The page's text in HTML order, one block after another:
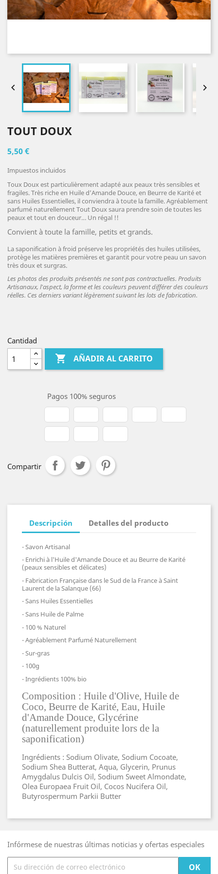
 
TOUT DOUX
5,50 €
Impuestos incluidos
Toux Doux est particulièrement adapté aux peaux très sensibles et
fragiles. Très riche en Huile d’Amande Douce, en Beurre de Karité et
sans Huiles Essentielles, il conviendra à toute la famille. Agréablement
parfumé naturellement Tout Doux saura prendre soin de toutes les
peaux et tout en douceur… Un régal !!
Convient à toute la famille, petits et grands.
La saponification à froid préserve les propriétés des huiles utilisées,
protège les matières premières et garantit pour votre peau un savon
très doux et surgras.
Les photos des produits présentés ne sont pas contractuelles. Produits
Artisanaux, l'aspect, la forme et les couleurs peuvent différer des couleurs
réelles. Ces derniers variant légèrement suivant les lots de fabrication.
Cantidad
 AÑADIR AL CARRITO
Pagos 100% seguros
Compartir
Descripción Detalles del producto
- Savon Artisanal
- Enrichi à l'Huile d'Amande Douce et au Beurre de Karité
(peaux sensibles et délicates)
- Fabrication Française dans le Sud de la France à Saint
Laurent de la Salanque (66)
- Sans Huiles Essentielles
- Sans Huile de Palme
- 100 % Naturel
- Agréablement Parfumé Naturellement
- Sur-gras
- 100g
- Ingrédients 100% bio
Composition : Huile d'Olive, Huile de
Coco, Beurre de Karité, Eau, Huile
d'Amande Douce, Glycérine
(naturellement produite lors de la
saponification)
Ingrédients : Sodium Olivate, Sodium Cocoate,
Sodium Shea Butterat, Aqua, Glycerin, Prunus
Amygdalus Dulcis Oil, Sodium Sweet Almondate,
Olea Europaea Fruit Oil, Cocos Nucifera Oil,
Butyrospermum Parkii Butter
Infórmese de nuestras últimas noticias y ofertas especiales